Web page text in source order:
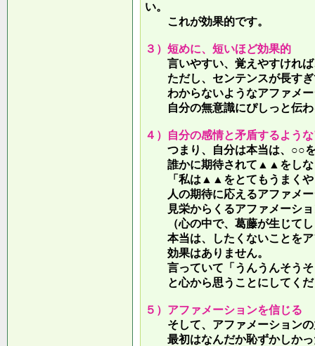
い。
これが効果的です。
３）短めに、短いほど効果的
言いやすい、覚えやすければ
ただし、センテンスが長すぎ
わからないようなアファメー
自分の無意識にぴしっと伝わ
４）自分の感情と矛盾するよう
つまり、自分は本当は、○○を
誰かに期待されて▲▲をしな
「私は▲▲をとてもうまくや
人の期待に応えるアファメ
見栄からくるアファメーショ
（心の中で、葛藤が生じてし
本当は、したくないことをア
効果はありません。
言っていて 「うんうんそう
と心から思うことにしてくだ
５）アファメーションを信じる
そして、アファメーションの
最初はなんだか恥ずかしかっ